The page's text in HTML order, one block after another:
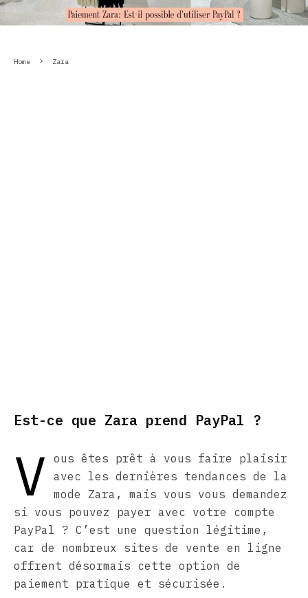
Home Zara
Est-ce que Zara prend PayPal ?
V
ous êtes prêt à vous faire plaisir
avec les dernières tendances de la
mode Zara, mais vous vous demandez
si vous pouvez payer avec votre compte
PayPal ? C’est une question légitime,
car de nombreux sites de vente en ligne
offrent désormais cette option de
paiement pratique et sécurisée.